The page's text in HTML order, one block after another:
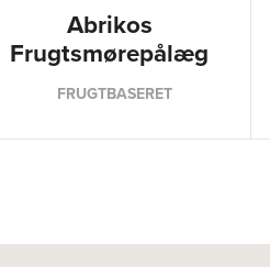
Abrikos
Frugtsmørepålæg
FRUGTBASERET